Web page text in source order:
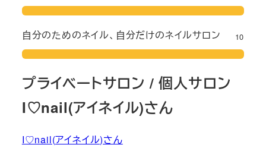
自分のためのネイル、自分だけのネイルサロン 10
プライベートサロン / 個人サロン
I♡nail(アイネイル)さん
I♡nail(アイネイル)さん